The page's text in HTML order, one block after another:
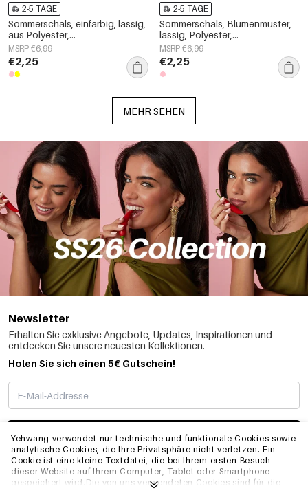
Yehwang verwendet nur technische und funktionale Cookies sowie
analytische Cookies, die Ihre Privatsphäre nicht verletzen. Ein
Cookie ist eine kleine Textdatei, die bei Ihrem ersten Besuch
dieser Website auf Ihrem Computer, Tablet oder Smartphone
gespeichert wird.Die von uns verwendeten Cookies sind für die
2-5 TAGE
Sommerschals, einfarbig, lässig,
aus Polyester,
Alltagsaccessoires
MSRP €6,99
€2,25
2-5 TAGE
Sommerschals, Blumenmuster,
lässig, Polyester,
Alltagsaccessoires
MSRP €6,99
€2,25
MEHR SEHEN
Newsletter
Erhalten Sie exklusive Angebote, Updates, Inspirationen und
entdecken Sie unsere neuesten Kollektionen.
Holen Sie sich einen 5€ Gutschein!
ABONNIEREN
INFO